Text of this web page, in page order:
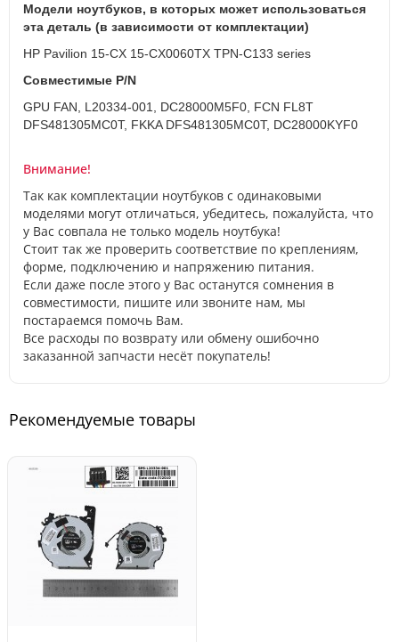
Модели ноутбуков, в которых может использоваться
эта деталь (в зависимости от комплектации)
HP Pavilion 15-CX 15-CX0060TX TPN-C133 series
Совместимые P/N
GPU FAN, L20334-001, DC28000M5F0, FCN FL8T
DFS481305MC0T, FKKA DFS481305MC0T, DC28000KYF0
Внимание!
Так как комплектации ноутбуков с одинаковыми
моделями могут отличаться, убедитесь, пожалуйста, что
у Вас совпала не только модель ноутбука!
Стоит так же проверить соответствие по креплениям,
форме, подключению и напряжению питания.
Если даже после этого у Вас останутся сомнения в
совместимости, пишите или звоните нам, мы
постараемся помочь Вам.
Все расходы по возврату или обмену ошибочно
заказанной запчасти несёт покупатель!
Рекомендуемые товары